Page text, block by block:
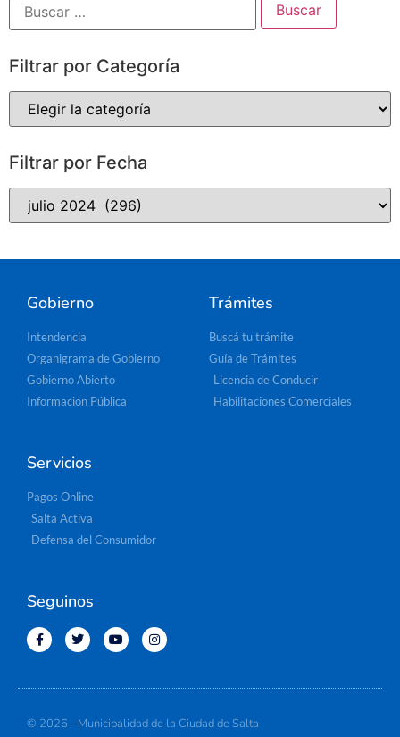
Filtrar por Categoría
Filtrar por Fecha
Gobierno
Intendencia
Organigrama de Gobierno
Gobierno Abierto
Información Pública
Trámites
Buscá tu trámite
Guía de Trámites
Licencia de Conducir
Habilitaciones Comerciales
Servicios
Pagos Online
Salta Activa
Defensa del Consumidor
Seguinos
© 2026 - Municipalidad de la Ciudad de Salta